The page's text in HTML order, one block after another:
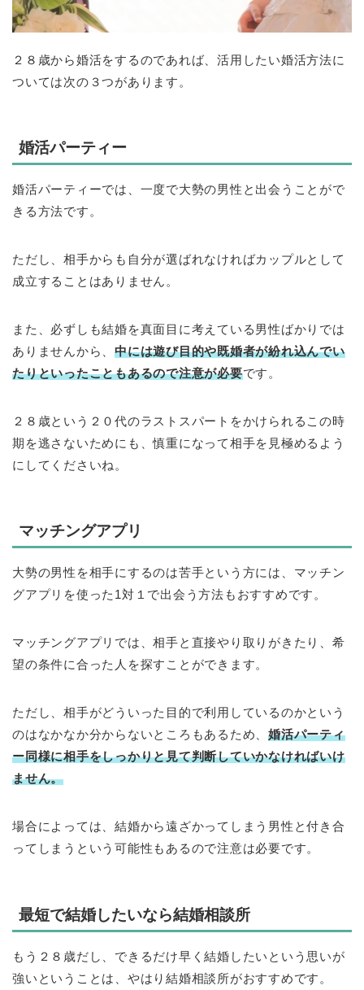
２８歳から婚活をするのであれば、活用したい婚活方法に
ついては次の３つがあります。
婚活パーティー
婚活パーティーでは、一度で大勢の男性と出会うことがで
きる方法です。
ただし、相手からも自分が選ばれなければカップルとして
成立することはありません。
また、必ずしも結婚を真面目に考えている男性ばかりでは
ありませんから、中には遊び目的や既婚者が紛れ込んでい
たりといったこともあるので注意が必要です。
２８歳という２０代のラストスパートをかけられるこの時
期を逃さないためにも、慎重になって相手を見極めるよう
にしてくださいね。
マッチングアプリ
大勢の男性を相手にするのは苦手という方には、マッチン
グアプリを使った1対１で出会う方法もおすすめです。
マッチングアプリでは、相手と直接やり取りがきたり、希
望の条件に合った人を探すことができます。
ただし、相手がどういった目的で利用しているのかという
のはなかなか分からないところもあるため、婚活パーティ
ー同様に相手をしっかりと見て判断していかなければいけ
ません。
場合によっては、結婚から遠ざかってしまう男性と付き合
ってしまうという可能性もあるので注意は必要です。
最短で結婚したいなら結婚相談所
もう２８歳だし、できるだけ早く結婚したいという思いが
強いということは、やはり結婚相談所がおすすめです。